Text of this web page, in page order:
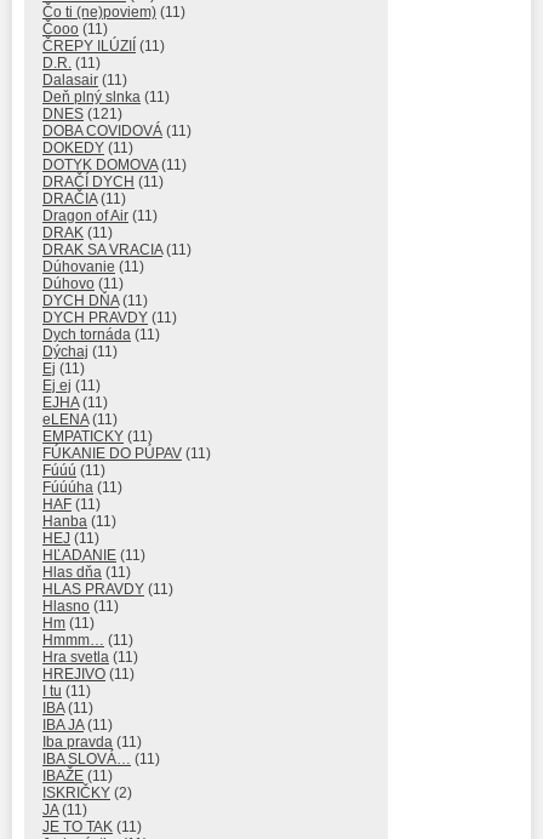
Čo ti (ne)poviem) (11)
Čooo (11)
ČREPY ILÚZIÍ
(11)
D.R. (11)
Dalasair (11)
Deň plný slnka (11)
DNES (121)
DOBA COVIDOVÁ (11)
DOKEDY (11)
DOTYK DOMOVA(11)
DRAČÍ DYCH (11)
DRAČIA(11)
Dragon of Air (11)
DRAK (11)
DRAK SA VRACIA(11)
Dúhovanie (11)
Dúhovo (11)
DYCH DŇA(11)
DYCH PRAVDY (11)
Dych tornáda (11)
Dýchaj (11)
Ej (11)
Ej ej (11)
EJHA(11)
eLENA(11)
EMPATICKY (11)
FÚKANIE DO PÚPAV (11)
Fúúú (11)
Fúúúha (11)
HAF (11)
Hanba (11)
HEJ (11)
HĽADANIE (11)
Hlas dňa (11)
HLAS PRAVDY (11)
Hlasno (11)
Hm (11)
Hmmm… (11)
Hra svetla (11)
HREJIVO (11)
I tu (11)
IBA(11)
IBA JA(11)
Iba pravda (11)
IBA SLOVÁ… (11)
IBAŽE (11)
ISKRIČKY (2)
JA(11)
JE TO TAK (11)